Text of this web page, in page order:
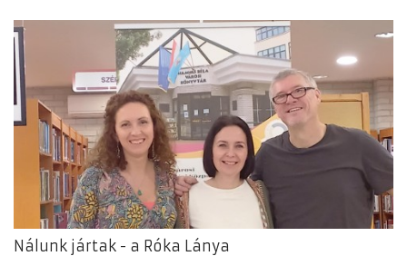
Nálunk jártak - a Róka Lánya